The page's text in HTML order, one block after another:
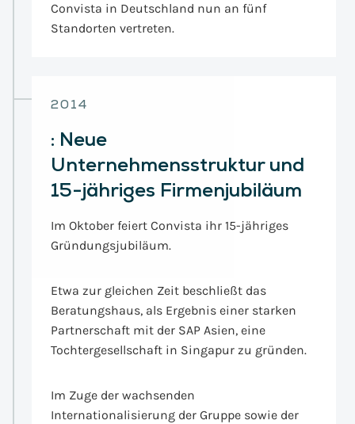
Convista in Deutschland nun an fünf
Standorten vertreten.
2014
: Neue
Unternehmensstruktur und
15-jähriges Firmenjubiläum
Im Oktober feiert Convista ihr 15-jähriges
Gründungsjubiläum.
Etwa zur gleichen Zeit beschließt das
Beratungshaus, als Ergebnis einer starken
Partnerschaft mit der SAP Asien, eine
Tochtergesellschaft in Singapur zu gründen.
Im Zuge der wachsenden
Internationalisierung der Gruppe sowie der